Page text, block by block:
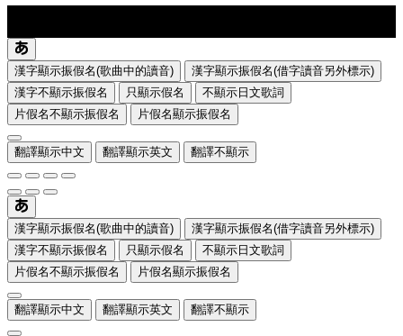
漢字顯示振假名(歌曲中的讀音)
漢字顯示振假名(借字讀音另外標示)
漢字不顯示振假名
只顯示假名
不顯示日文歌詞
片假名不顯示振假名
片假名顯示振假名
翻譯顯示中文 翻譯顯示英文 翻譯不顯示
漢字顯示振假名(歌曲中的讀音)
漢字顯示振假名(借字讀音另外標示)
漢字不顯示振假名
只顯示假名
不顯示日文歌詞
片假名不顯示振假名
片假名顯示振假名
翻譯顯示中文 翻譯顯示英文 翻譯不顯示